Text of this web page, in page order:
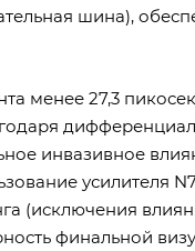
шина),
менее 27,3
инвазивное
усилителя
(исключения
финальной